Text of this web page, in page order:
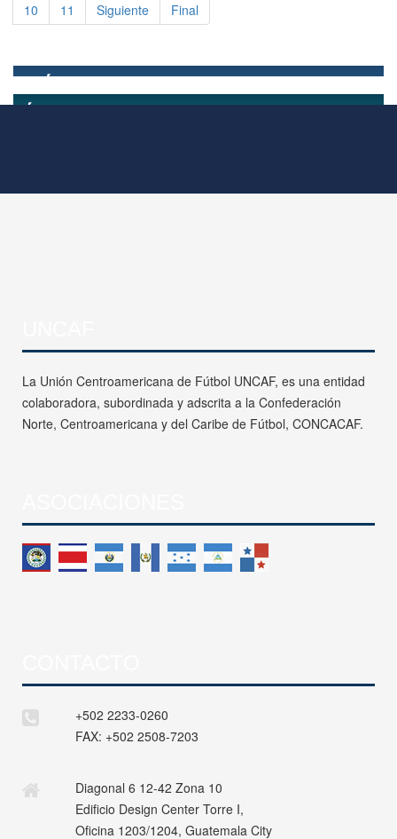
10
11 Siguiente Final
La Unión Centroamericana de Fútbol UNCAF, es una entidad
colaboradora, subordinada y adscrita a la Confederación
Norte, Centroamericana y del Caribe de Fútbol, CONCACAF.
+502 2233-0260
FAX: +502 2508-7203
Diagonal 6 12-42 Zona 10
Edificio Design Center Torre I,
Oficina 1203/1204, Guatemala City